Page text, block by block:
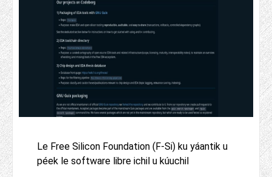
Le Free Silicon Foundation (F-Si) ku yáantik u
péek le software libre ichil u kúuchil